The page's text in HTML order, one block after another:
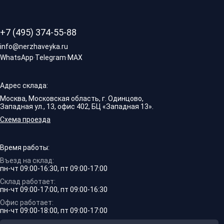
+7 (495) 374-55-88
info@nerzhaveyka.ru
WhatsApp·Telegram·MAX
Адрес склада:
Москва, Московская область, г. Одинцово,
Западная ул., 13, офис 402, БЦ «Западная 13».
Схема проезда
Время работы:
Въезд на склад:
пн-чт 09:00-16:30, пт 09:00-17:00
Склад работает:
пн-чт 09:00-17:00, пт 09:00-16:30
Офис работает:
пн-чт 09:00-18:00, пт 09:00-17:00